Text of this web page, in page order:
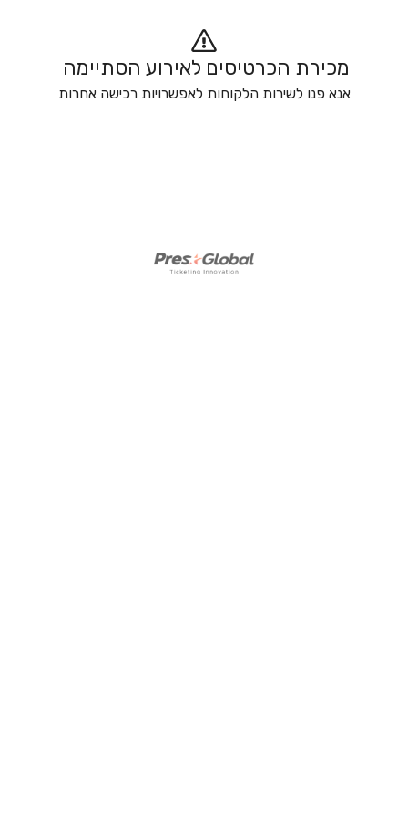
מכירת הכרטיסים לאירוע הסתיימה
אנא פנו לשירות הלקוחות לאפשרויות רכישה אחרות